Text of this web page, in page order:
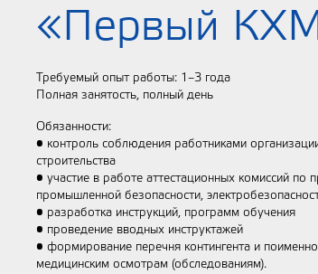
«Первый
Требуемый опыт работы: 1–3 года
Полная занятость, полный день
Обязанности:
• контроль соблюдения работниками
строительства
• участие в работе аттестационных комиссий по
промышленной безопасности,
• разработка инструкций, программ обучения
• проведение вводных инструктажей
• формирование перечня контингента и
медицинским осмотрам (обследованиям).